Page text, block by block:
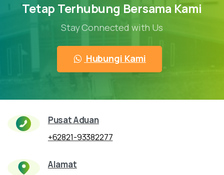
Tetap Terhubung Bersama Kami
Stay Connected with Us
Hubungi Kami
Pusat Aduan
+62821-93382277
Alamat